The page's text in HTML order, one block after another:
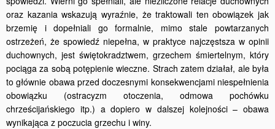
oraz kazania wskazują wyraźnie, że traktowali ten obowiązek jak
brzemię i dopełniali go formalnie, mimo stale powtarzanych
ostrzeżeń, że spowiedź niepełna, w praktyce najczęstsza w opinii
duchownych, jest świętokradztwem, grzechem śmiertelnym, który
pociąga za sobą potępienie wieczne. Strach zatem działał, ale była
to głównie obawa przed doczesnymi konsekwencjami niespełnienia
obowiązku (ostracyzm otoczenia, odmowa pochówku
chrześcijańskiego itp.) a dopiero w dalszej kolejności – obawa
wynikająca z poczucia grzechu i winy.